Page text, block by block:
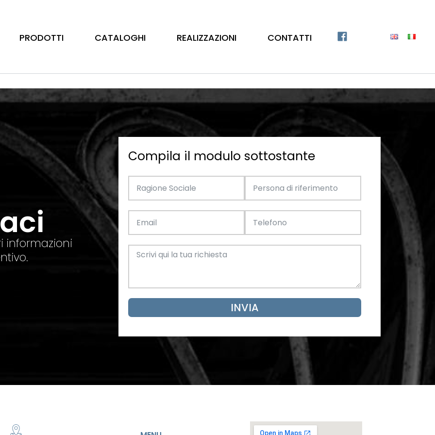
PRODOTTI CATALOGHI REALIZZAZIONI CONTATTI
Ottone
Tubo
Alluminio
Oggettistica e arredamento
Catalogo Illustrativo
SCARICA ORA
Catalogo
Acciaio
+39 0445 580865
+39 0445 580366
info@feba.it
informazioni
Compila il modulo sottostante
INVIA